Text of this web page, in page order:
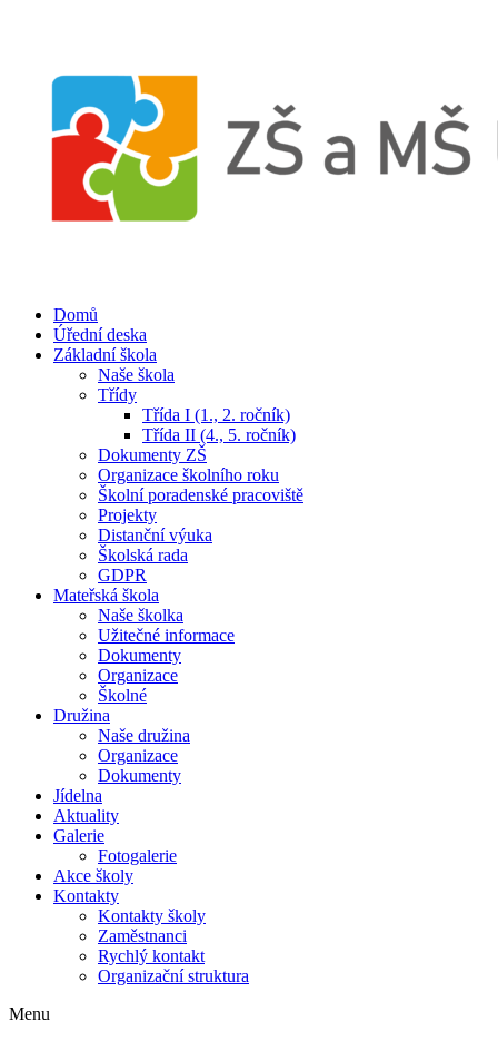
Domů
Úřední deska
Základní škola
Naše škola
Třídy
Třída I (1., 2. ročník)
Třída II (4., 5. ročník)
Dokumenty ZŠ
Organizace školního roku
Školní poradenské pracoviště
Projekty
Distanční výuka
Školská rada
GDPR
Mateřská škola
Naše školka
Užitečné informace
Dokumenty
Organizace
Školné
Družina
Naše družina
Organizace
Dokumenty
Jídelna
Aktuality
Galerie
Fotogalerie
Akce školy
Kontakty
Kontakty školy
Zaměstnanci
Rychlý kontakt
Organizační struktura
Menu